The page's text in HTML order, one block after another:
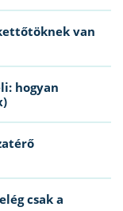
van
hogyan
csak a